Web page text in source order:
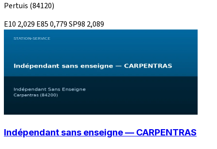
Pertuis (84120)
E10 2,029 E850,779SP98 2,089
Indépendant sans enseigne — CARPENTRAS